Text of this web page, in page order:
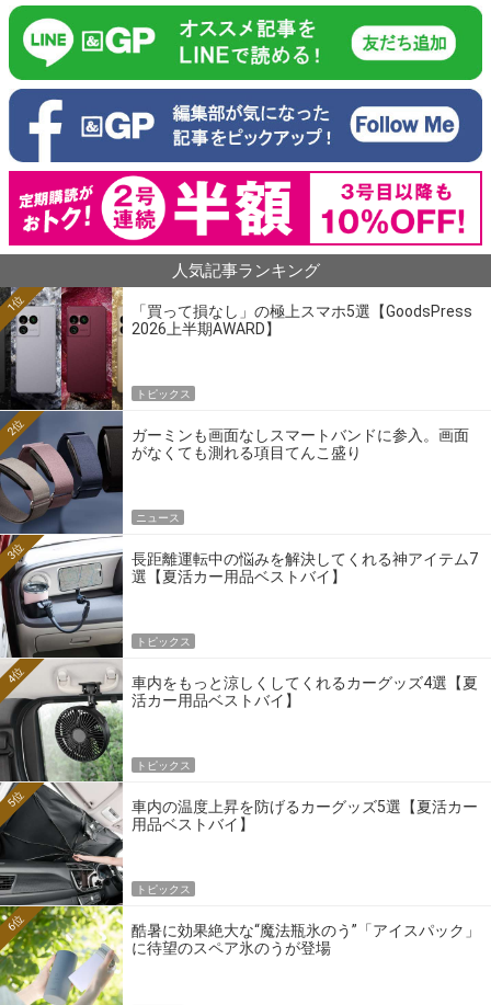
人気記事ランキング
「買って損なし」の極上スマホ5選【GoodsPress
2026上半期AWARD】
1位
トピックス
ガーミンも画面なしスマートバンドに参入。画面
がなくても測れる項目てんこ盛り
2位
ニュース
長距離運転中の悩みを解決してくれる神アイテム7
選【夏活カー用品ベストバイ】
3位
トピックス
車内をもっと涼しくしてくれるカーグッズ4選【夏
活カー用品ベストバイ】
4位
トピックス
車内の温度上昇を防げるカーグッズ5選【夏活カー
用品ベストバイ】
5位
トピックス
酷暑に効果絶大な“魔法瓶氷のう”「アイスパック」
に待望のスペア氷のうが登場
6位